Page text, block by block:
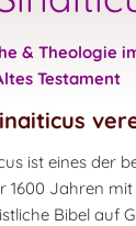
& Theologie
Testament
ist eines der
1600 Jahren
Bibel auf